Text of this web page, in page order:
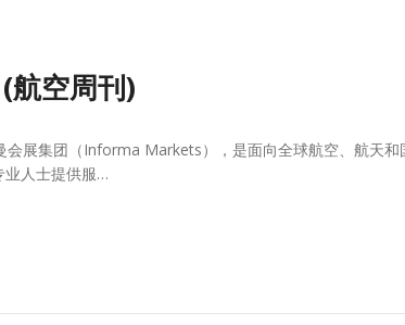
空周刊)
展集团（Informa Markets），是面向全球航空、航天和
业人士提供服…